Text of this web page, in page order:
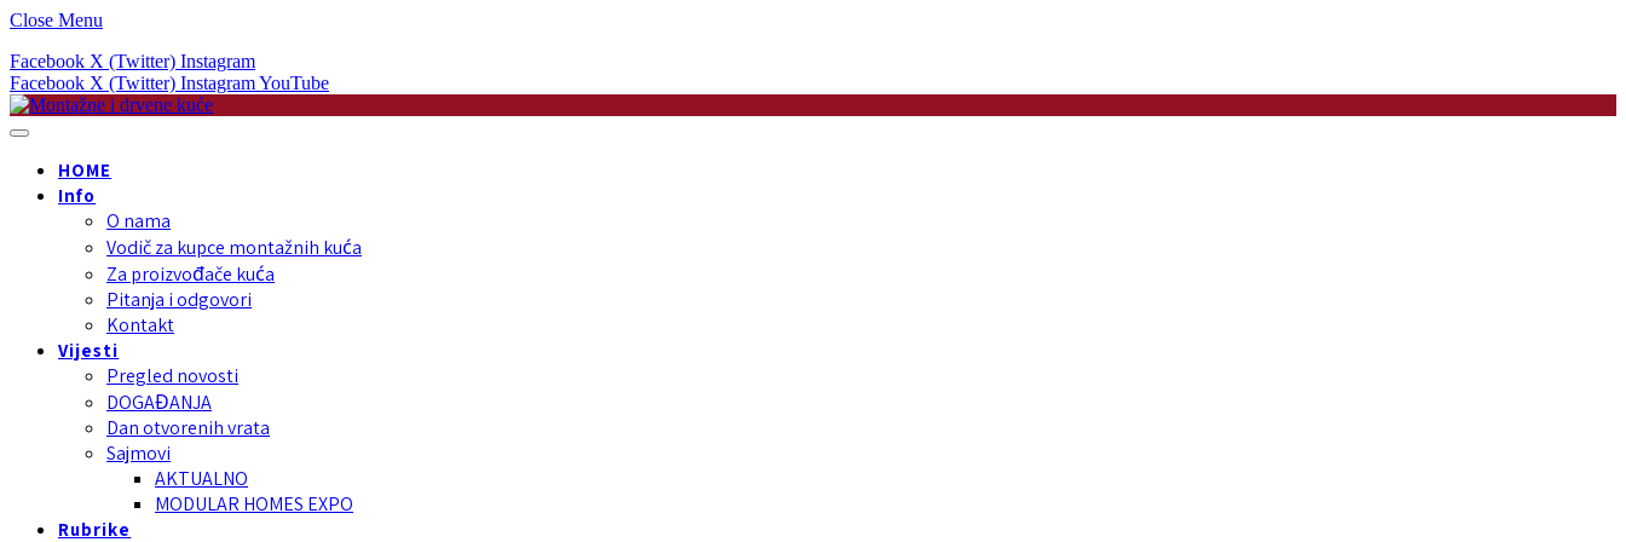
Close Menu
Facebook X (Twitter) Instagram
Facebook X (Twitter) InstagramYouTube
HOME
Info
O nama
Vodič za kupce montažnih kuća
Za proizvođače kuća
Pitanja i odgovori
Kontakt
Vijesti
Pregled novosti
DOGAĐANJA
Dan otvorenih vrata
Sajmovi
AKTUALNO
MODULAR HOMES EXPO
Rubrike